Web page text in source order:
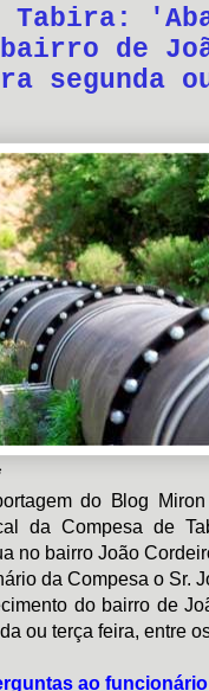
Tabira:
de
segunda
do Blog
da Compesa de
no bairro João
da Compesa o Sr.
do bairro de
ou terça feira, entre
ao